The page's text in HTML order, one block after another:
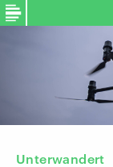
Unterwandert